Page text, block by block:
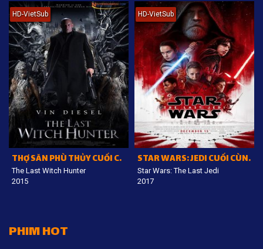
HD-VietSub
THỢ SĂN PHÙ THỦY CUỐI CÙNG
The Last Witch Hunter
2015
HD-VietSub
STAR WARS: JEDI CUỐI CÙNG
Star Wars: The Last Jedi
2017
PHIM HOT